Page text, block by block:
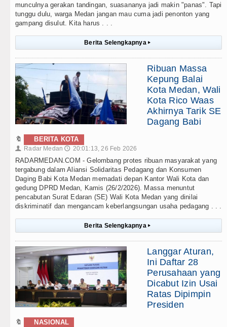
munculnya gerakan tandingan, suasananya jadi makin "panas". Tapi
tunggu dulu, warga Medan jangan mau cuma jadi penonton yang
gampang disulut. Kita harus . . .
Berita Selengkapnya ▸
Ribuan Massa
Kepung Balai
Kota Medan, Wali
Kota Rico Waas
Akhirnya Tarik SE
Dagang Babi
🔖 BERITA KOTA
👤 Radar Medan 🕔 20:01:13, 26 Feb 2026
RADARMEDAN.COM - Gelombang protes ribuan masyarakat yang
tergabung dalam Aliansi Solidaritas Pedagang dan Konsumen
Daging Babi Kota Medan memadati depan Kantor Wali Kota dan
gedung DPRD Medan, Kamis (26/2/2026). Massa menuntut
pencabutan Surat Edaran (SE) Wali Kota Medan yang dinilai
diskriminatif dan mengancam keberlangsungan usaha pedagang . . .
Berita Selengkapnya ▸
Langgar Aturan,
Ini Daftar 28
Perusahaan yang
Dicabut Izin Usai
Ratas Dipimpin
Presiden
🔖 NASIONAL